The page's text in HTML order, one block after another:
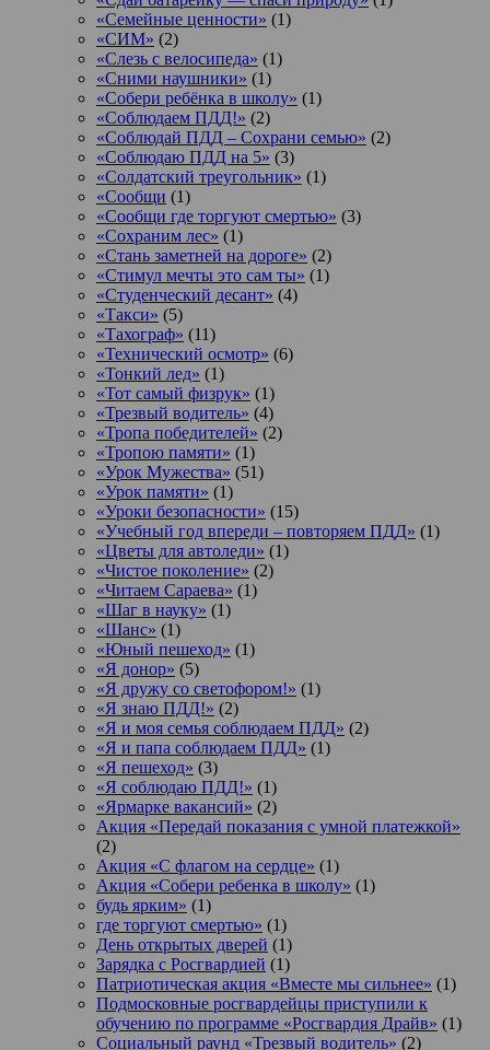
«Семейные ценности» (1)
«СИМ» (2)
«Слезь с велосипеда» (1)
«Сними наушники» (1)
«Собери ребёнка в школу» (1)
«Соблюдаем ПДД!» (2)
«Соблюдай ПДД – Сохрани семью» (2)
«Соблюдаю ПДД на 5» (3)
«Солдатский треугольник» (1)
«Сообщи (1)
«Сообщи где торгуют смертью» (3)
«Сохраним лес» (1)
«Стань заметней на дороге» (2)
«Стимул мечты это сам ты» (1)
«Студенческий десант» (4)
«Такси» (5)
«Тахограф» (11)
«Технический осмотр» (6)
«Тонкий лед» (1)
«Тот самый физрук» (1)
«Трезвый водитель» (4)
«Тропа победителей» (2)
«Тропою памяти» (1)
«Урок Мужества» (51)
«Урок памяти» (1)
«Уроки безопасности» (15)
«Учебный год впереди – повторяем ПДД» (1)
«Цветы для автоледи» (1)
«Чистое поколение» (2)
«Читаем Сараева» (1)
«Шаг в науку» (1)
«Шанс» (1)
«Юный пешеход» (1)
«Я донор» (5)
«Я дружу со светофором!» (1)
«Я знаю ПДД!» (2)
«Я и моя семья соблюдаем ПДД» (2)
«Я и папа соблюдаем ПДД» (1)
«Я пешеход» (3)
«Я соблюдаю ПДД!» (1)
«Ярмарке вакансий» (2)
Акция «Передай показания с умной платежкой»
(2)
Акция «С флагом на сердце» (1)
Акция «Собери ребенка в школу» (1)
будь ярким» (1)
где торгуют смертью» (1)
День открытых дверей (1)
Зарядка с Росгвардией (1)
Патриотическая акция «Вместе мы сильнее» (1)
Подмосковные росгвардейцы приступили к
обучению по программе «Росгвардия Драйв» (1)
Социальный раунд «Трезвый водитель» (2)